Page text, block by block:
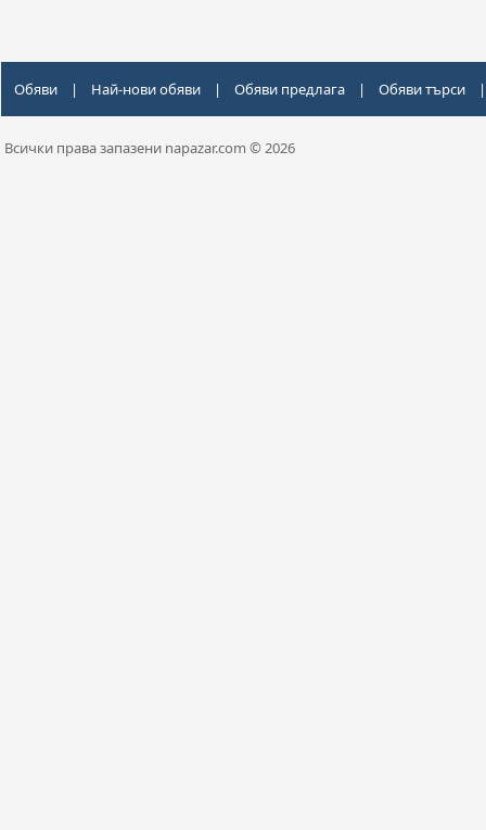
Обяви | Най-нови обяви | Обяви предлага | Обяви търси |
Всички права запазени napazar.com © 2026